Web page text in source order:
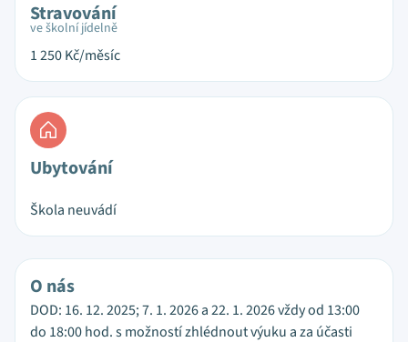
Stravování
ve školní jídelně
1 250Kč/měsíc
Ubytování
Škola neuvádí
O nás
DOD: 16. 12. 2025; 7. 1. 2026 a 22. 1. 2026 vždy od 13:00
do 18:00 hod. s možností zhlédnout výuku a za účasti